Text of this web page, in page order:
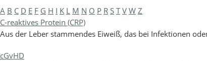
A B C D E F G H I K L M N O P R S T V W Z
C-reaktives Protein (CRP)
Aus der Leber stammendes Eiweiß, das bei Infektionen
cGvHD